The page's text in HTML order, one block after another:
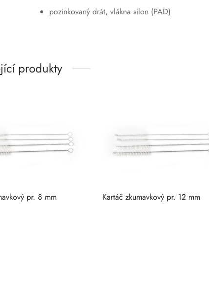
pozinkovaný drát, vlákna silon (PAD)
produkty
pr. 8 mm Kartáč zkumavkový pr. 12 mm